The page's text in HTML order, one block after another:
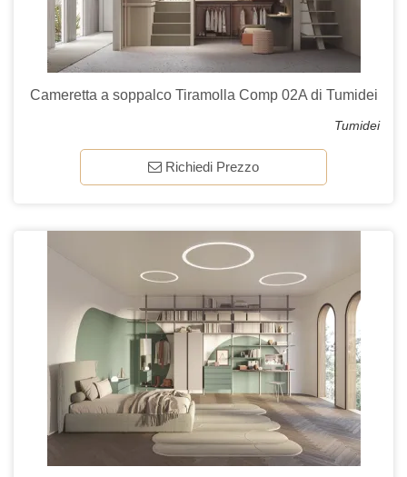
Cameretta a soppalco Tiramolla Comp 02A di Tumidei
Tumidei
Richiedi Prezzo